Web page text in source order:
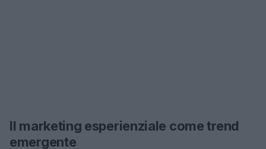
Il marketing esperienziale come trend
emergente